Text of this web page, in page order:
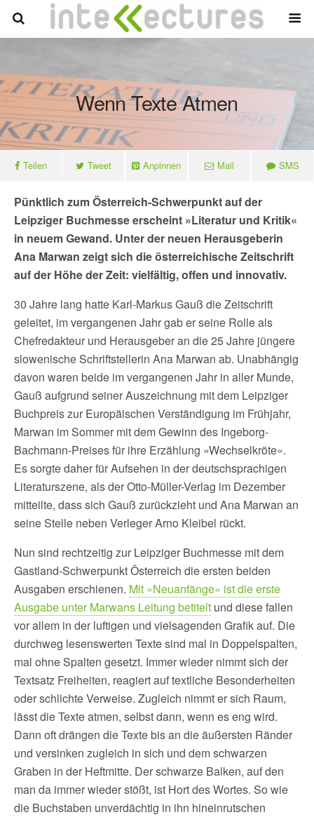
Wenn Texte Atmen
Teilen Tweet Anpinnen Mail SMS
Pünktlich zum Österreich-Schwerpunkt auf der
Leipziger Buchmesse erscheint »Literatur und Kritik«
in neuem Gewand. Unter der neuen Herausgeberin
Ana Marwan zeigt sich die österreichische Zeitschrift
auf der Höhe der Zeit: vielfältig, offen und innovativ.
30 Jahre lang hatte Karl-Markus Gauß die Zeitschrift
geleitet, im vergangenen Jahr gab er seine Rolle als
Chefredakteur und Herausgeber an die 25 Jahre jüngere
slowenische Schriftstellerin Ana Marwan ab. Unabhängig
davon waren beide im vergangenen Jahr in aller Munde,
Gauß aufgrund seiner Auszeichnung mit dem Leipziger
Buchpreis zur Europäischen Verständigung im Frühjahr,
Marwan im Sommer mit dem Gewinn des Ingeborg-
Bachmann-Preises für ihre Erzählung »Wechselkröte«.
Es sorgte daher für Aufsehen in der deutschsprachigen
Literaturszene, als der Otto-Müller-Verlag im Dezember
mitteilte, dass sich Gauß zurückzieht und Ana Marwan an
seine Stelle neben Verleger Arno Kleibel rückt.
Nun sind rechtzeitig zur Leipziger Buchmesse mit dem
Gastland-Schwerpunkt Österreich die ersten beiden
Ausgaben erschienen. Mit »Neuanfänge« ist die erste
Ausgabe unter Marwans Leitung betitelt und diese fallen
vor allem in der luftigen und vielsagenden Grafik auf. Die
durchweg lesenswerten Texte sind mal in Doppelspalten,
mal ohne Spalten gesetzt. Immer wieder nimmt sich der
Textsatz Freiheiten, reagiert auf textliche Besonderheiten
oder schlichte Verweise. Zugleich nimmt er sich Raum,
lässt die Texte atmen, selbst dann, wenn es eng wird.
Dann oft drängen die Texte bis an die äußersten Ränder
und versinken zugleich in sich und dem schwarzen
Graben in der Heftmitte. Der schwarze Balken, auf den
man da immer wieder stößt, ist Hort des Wortes. So wie
die Buchstaben unverdächtig in ihn hineinrutschen